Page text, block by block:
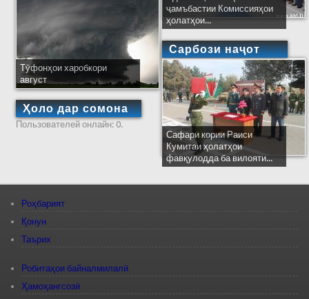
Тӯфонҳои харобкори
август
Ҳоло дар сомона
Пользователей онлайн: 0.
ҷамъбастии Комиссияҳои
ҳолатҳои...
Сарбози наҷот
Сафари кории Раиси
Кумитаи ҳолатҳои
фавқулодда ба вилояти...
Роҳбарият
Қонун
Таърих
Робитаҳои байналмилалӣ
Ҳамоҳангсозӣ